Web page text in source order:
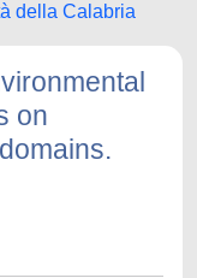
della Calabria
on